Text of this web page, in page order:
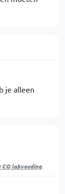
je alleen
CO labvoeding.